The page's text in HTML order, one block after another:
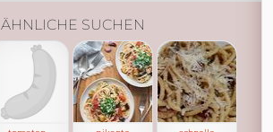
ÄHNLICHE SUCHEN